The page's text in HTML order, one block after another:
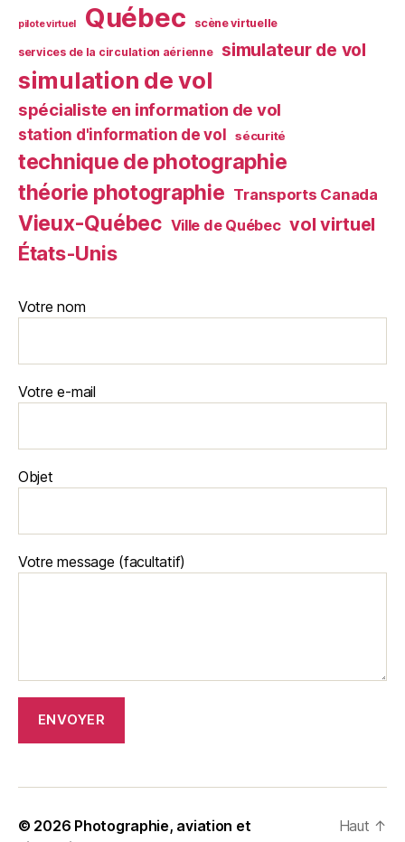
pilote virtuel Québec scène virtuelle
services de la circulation aérienne simulateur de vol
simulation de vol
spécialiste en information de vol
station d'information de vol sécurité
technique de photographie
théorie photographie Transports Canada
Vieux-Québec Ville de Québec vol virtuel
États-Unis
Votre nom
Votre e-mail
Objet
Votre message (facultatif)
© 2026 Photographie, aviation et
Haut ↑